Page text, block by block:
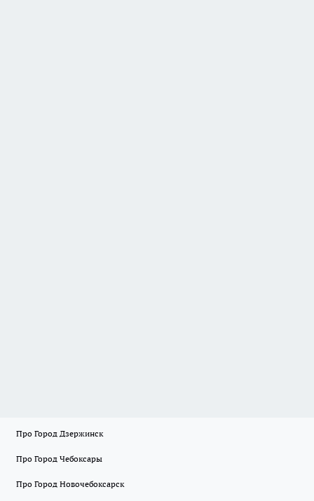
Про Город Дзержинск
Про Город Чебоксары
Про Город Новочебоксарск